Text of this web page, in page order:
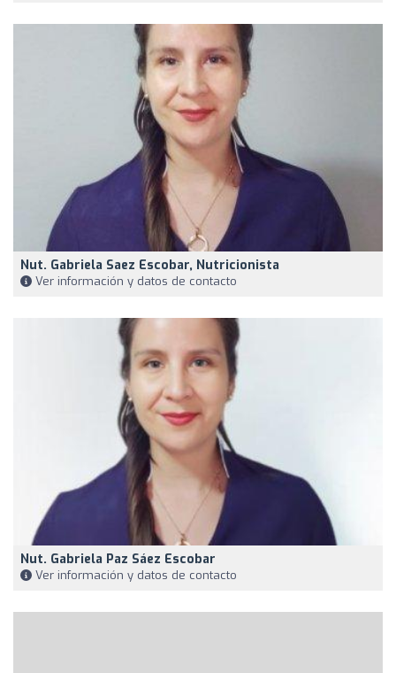
Nut. Gabriela Saez Escobar, Nutricionista
Ver información y datos de contacto
Nut. Gabriela Paz Sáez Escobar
Ver información y datos de contacto